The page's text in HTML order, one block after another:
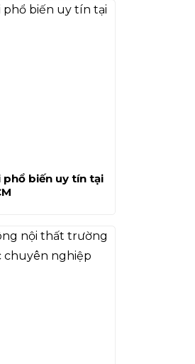
phổ biến uy tín tại